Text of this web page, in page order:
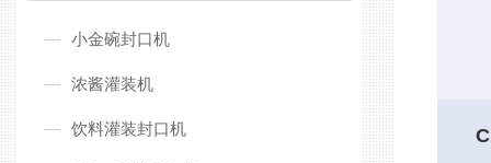
小金碗封口机
浓酱灌装机
饮料灌装封口机